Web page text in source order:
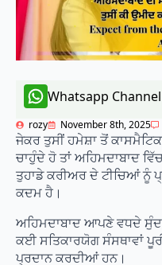
Whatsapp Channel
rozy November 8th, 2025
ਜੇਕਰ ਤੁਸੀਂ ਹਮੇਸ਼ਾ ਤੋਂ
ਚਾਹੁੰਦੇ ਹੋ ਤਾਂ ਅਹਿਮਦਾਬਾਦ
ਤੁਹਾਡੇ ਕਰੀਅਰ ਦੇ ਟੀਚਿਆਂ ਨੂੰ
ਕਦਮ ਹੈ।
ਅਹਿਮਦਾਬਾਦ ਆਪਣੇ ਵਧਦੇ
ਕਈ ਸਤਿਕਾਰਯੋਗ ਸੰਸਥਾਵਾਂ
ਪ੍ਰਦਾਨ ਕਰਦੀਆਂ ਹਨ।